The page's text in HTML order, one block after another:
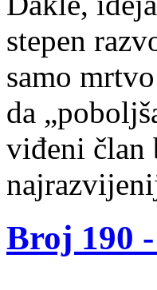
stepen
samo
da
viđeni član
Broj 190 -